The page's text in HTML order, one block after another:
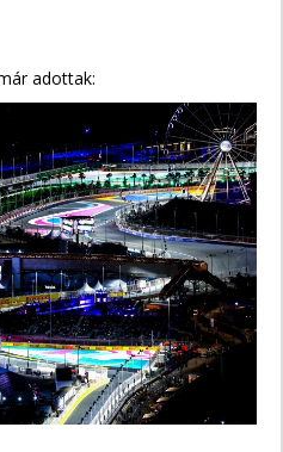
adottak: